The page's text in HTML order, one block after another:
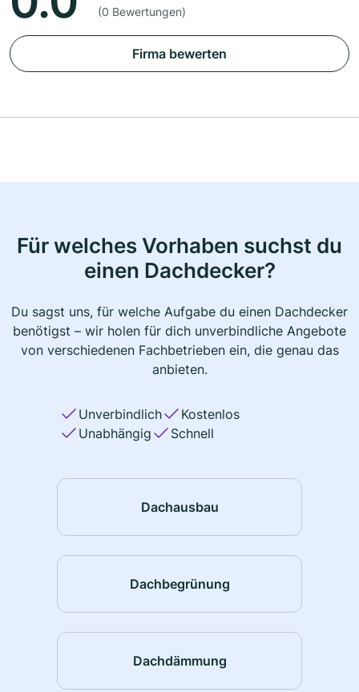
(0 Bewertungen)
Firma bewerten
Für welches Vorhaben suchst du
einen Dachdecker?
Du sagst uns, für welche Aufgabe du einen Dachdecker
benötigst – wir holen für dich unverbindliche Angebote
von verschiedenen Fachbetrieben ein, die genau das
anbieten.
Unverbindlich
Kostenlos
Unabhängig
Schnell
Dachausbau
Dachbegrünung
Dachdämmung